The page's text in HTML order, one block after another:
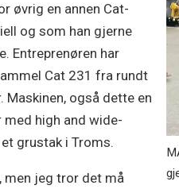
øvrig en annen Cat-
og som han gjerne
Entreprenøren har
Cat 231 fra rundt
også dette en
high and wide-
grustak i Troms.
men jeg tror det må